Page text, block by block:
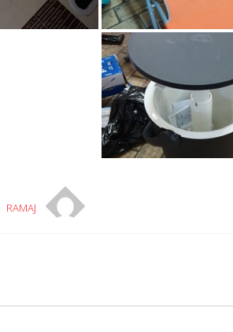
RAMAJ